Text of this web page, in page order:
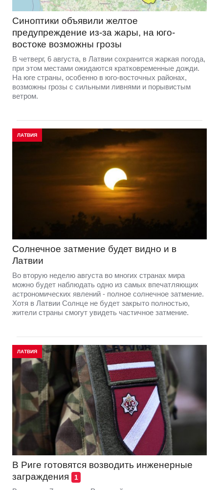
Синоптики объявили желтое
предупреждение из-за жары, на юго-
востоке возможны грозы
В четверг, 6 августа, в Латвии сохранится жаркая погода,
при этом местами ожидаются кратковременные дожди.
На юге страны, особенно в юго-восточных районах,
возможны грозы с сильными ливнями и порывистым
ветром.
ЛАТВИЯ
Солнечное затмение будет видно и в
Латвии
Во вторую неделю августа во многих странах мира
можно будет наблюдать одно из самых впечатляющих
астрономических явлений - полное солнечное затмение.
Хотя в Латвии Солнце не будет закрыто полностью,
жители страны смогут увидеть частичное затмение.
ЛАТВИЯ
В Риге готовятся возводить инженерные
заграждения
1